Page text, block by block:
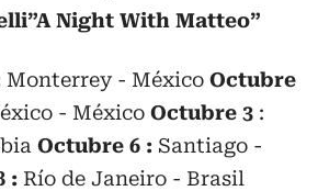
Night With Matteo”
Monterrey - México Octubre
- México Octubre 3 :
Octubre 6 : Santiago -
: Río de Janeiro - Brasil